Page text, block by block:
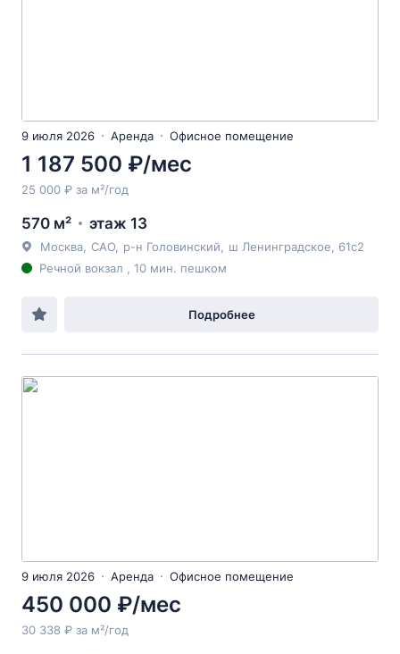
9 июля 2026 Аренда Офисное помещение
1 187 500 ₽/мес
25 000 ₽ за м²/год
570 м² этаж 13
Москва САО р-н Головинский ш Ленинградское , 61с2
Речной вокзал , 10 мин. пешком
Подробнее
9 июля 2026 Аренда Офисное помещение
450 000 ₽/мес
30 338 ₽ за м²/год